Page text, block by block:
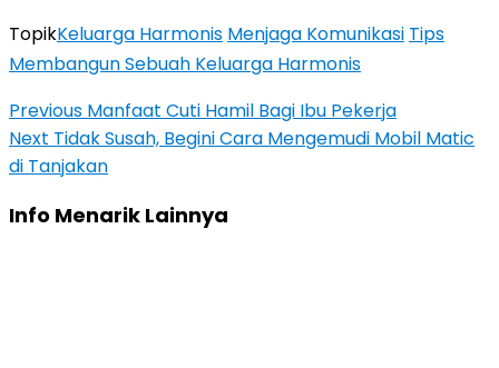
TopikKeluarga Harmonis Menjaga Komunikasi Tips
Membangun Sebuah Keluarga Harmonis
Previous Manfaat Cuti Hamil Bagi Ibu Pekerja
Next Tidak Susah, Begini Cara Mengemudi Mobil Matic
di Tanjakan
Info Menarik Lainnya